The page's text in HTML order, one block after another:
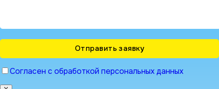
Согласен с обработкой персональных данных